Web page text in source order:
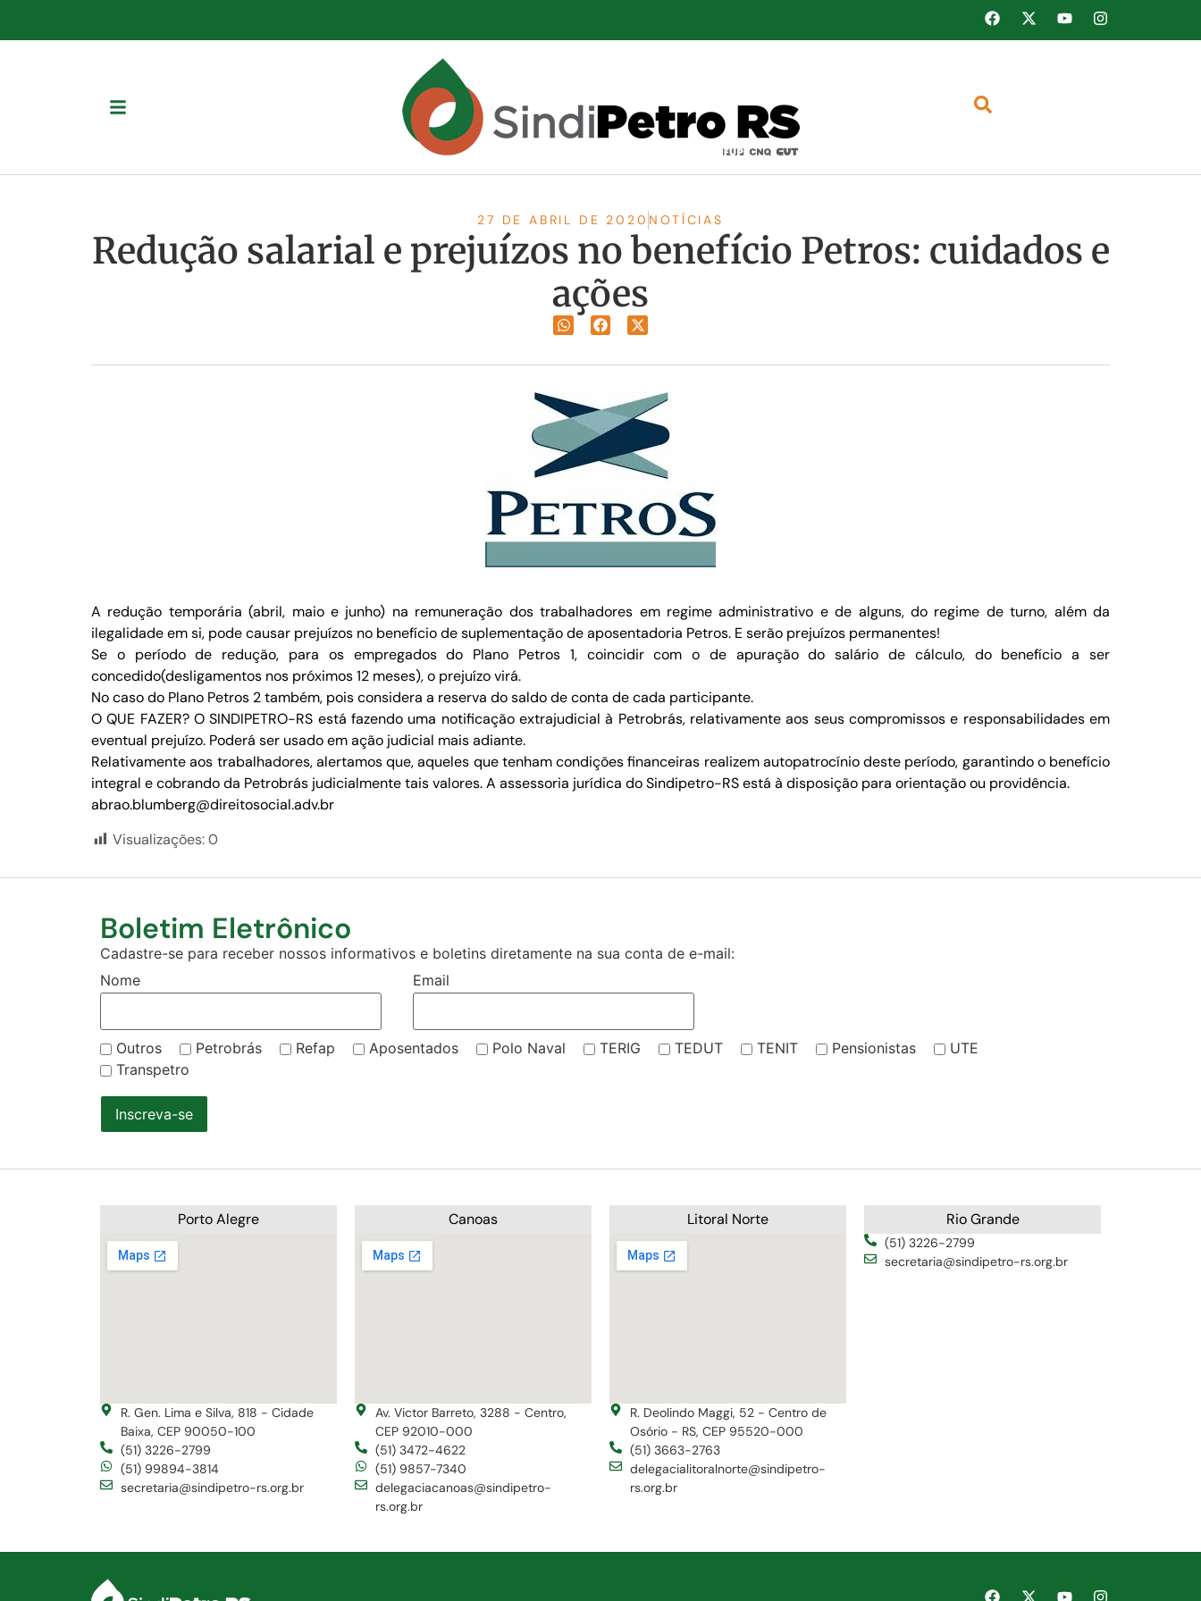
27 DE ABRIL DE 2020 NOTÍCIAS
Redução salarial e prejuízos no benefício Petros: cuidados e
ações
A redução temporária (abril, maio e junho) na remuneração dos trabalhadores em regime administrativo e de alguns, do regime de turno, além da
ilegalidade em si, pode causar prejuízos no benefício de suplementação de aposentadoria Petros. E serão prejuízos permanentes!
Se o período de redução, para os empregados do Plano Petros 1, coincidir com o de apuração do salário de cálculo, do benefício a ser
concedido(desligamentos nos próximos 12 meses), o prejuízo virá.
No caso do Plano Petros 2 também, pois considera a reserva do saldo de conta de cada participante.
O QUE FAZER? O SINDIPETRO-RS está fazendo uma notificação extrajudicial à Petrobrás, relativamente aos seus compromissos e responsabilidades em
eventual prejuízo. Poderá ser usado em ação judicial mais adiante.
Relativamente aos trabalhadores, alertamos que, aqueles que tenham condições financeiras realizem autopatrocínio deste período, garantindo o benefício
integral e cobrando da Petrobrás judicialmente tais valores. A assessoria jurídica do Sindipetro-RS está à disposição para orientação ou providência.
abrao.blumberg@direitosocial.adv.br
Visualizações:0
Boletim Eletrônico
Cadastre-se para receber nossos informativos e boletins diretamente na sua conta de e-mail:
Nome
Email
Outros Petrobrás Refap Aposentados Polo Naval TERIG TEDUT TENIT Pensionistas
UTE
Transpetro
Inscreva-se
Porto Alegre
R. Gen. Lima e Silva, 818 - Cidade
Baixa, CEP 90050-100
(51) 3226-2799
(51) 99894-3814
secretaria@sindipetro-rs.org.br
Canoas
Av. Victor Barreto, 3288 - Centro,
CEP 92010-000
(51) 3472-4622
(51) 9857-7340
delegaciacanoas@sindipetro-
rs.org.br
Litoral Norte
R. Deolindo Maggi, 52 - Centro de
Osório - RS, CEP 95520-000
(51) 3663-2763
delegacialitoralnorte@sindipetro-
rs.org.br
Rio Grande
(51) 3226-2799
secretaria@sindipetro-rs.org.br